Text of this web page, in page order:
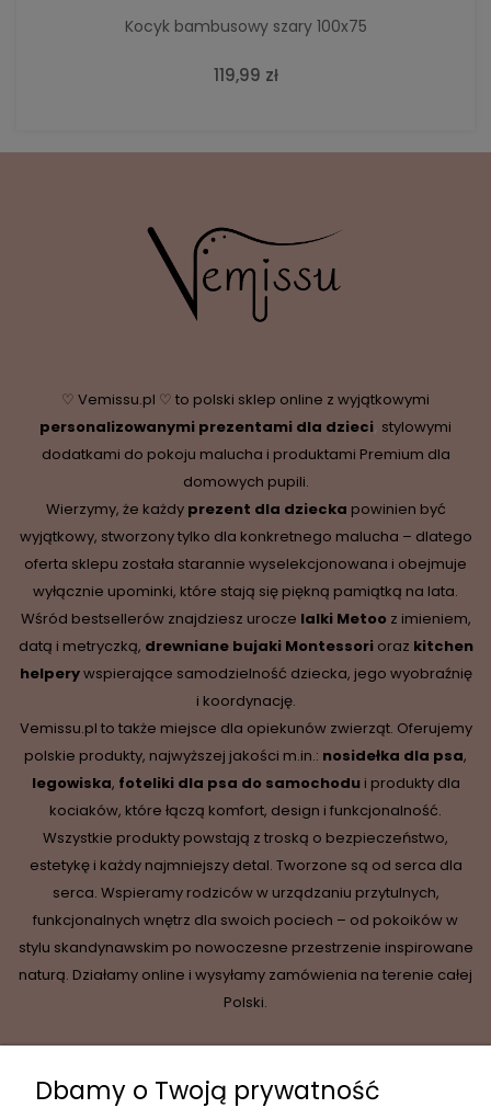
Kocyk bambusowy szary 100x75
119,99 zł
♡ Vemissu.pl ♡ to polski sklep online z wyjątkowymi
personalizowanymi prezentami dla dzieci, stylowymi
dodatkami do pokoju malucha i produktami Premium dla
domowych pupili.
Wierzymy, że każdy prezent dla dziecka powinien być
wyjątkowy, stworzony tylko dla konkretnego malucha – dlatego
oferta sklepu została starannie wyselekcjonowana i obejmuje
wyłącznie upominki, które stają się piękną pamiątką na lata.
Wśród bestsellerów znajdziesz urocze lalki Metoo z imieniem,
datą i metryczką, drewniane bujaki Montessorioraz kitchen
helperywspierające samodzielność dziecka, jego wyobraźnię
i koordynację.
Vemissu.pl to także miejsce dla opiekunów zwierząt. Oferujemy
polskie produkty, najwyższej jakości m.in.: nosidełka dla psa,
legowiska, foteliki dla psa do samochodui produkty dla
kociaków, które łączą komfort, design i funkcjonalność.
Wszystkie produkty powstają z troską o bezpieczeństwo,
estetykę i każdy najmniejszy detal. Tworzone są od serca dla
serca. Wspieramy rodziców w urządzaniu przytulnych,
funkcjonalnych wnętrz dla swoich pociech – od pokoików w
stylu skandynawskim po nowoczesne przestrzenie inspirowane
naturą. Działamy online i wysyłamy zamówienia na terenie całej
Polski.
Dbamy o Twoją prywatność